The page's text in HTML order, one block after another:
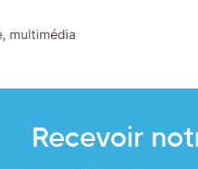
multimédia
Recevoir